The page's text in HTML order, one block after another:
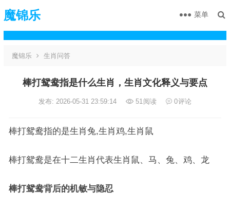
魔锦乐 菜单
魔锦乐 生肖问答
棒打鸳鸯指是什么生肖，生肖文化释义与要点
发布: 2026-05-31 23:59:14 51阅读 0评论
棒打鸳鸯指的是生肖兔,生肖鸡,生肖鼠
棒打鸳鸯是在十二生肖代表生肖鼠、马、兔、鸡、龙
棒打鸳鸯背后的机敏与隐忍